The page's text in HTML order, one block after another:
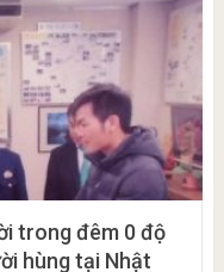
trong đêm 0 độ
hùng tại Nhật